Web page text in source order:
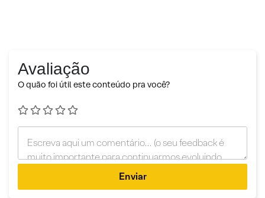
Avaliação
O quão foi útil este conteúdo pra você?
Enviar